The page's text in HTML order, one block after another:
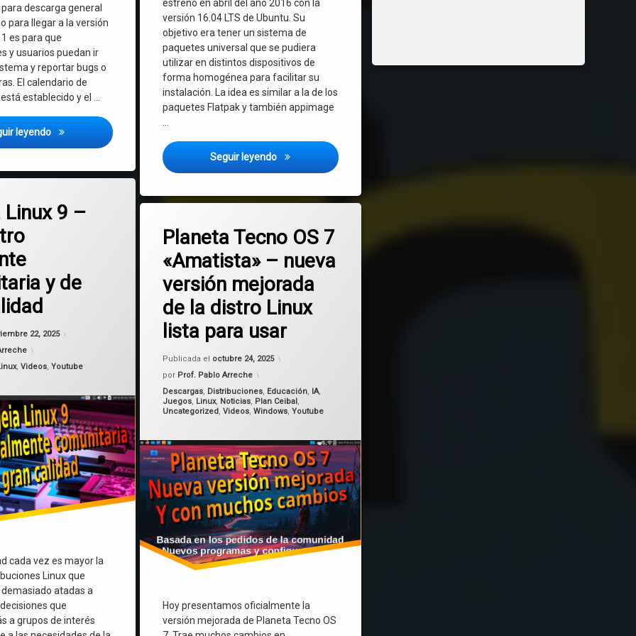
descarga general
para llegar a la versión
es para que
y usuarios puedan ir
y reportar bugs o
El calendario de
establecido y el …
leyendo Mageia 10 alpha 1 ha sido lanzada – Novedades de esta gran distro Linux comunitaria
estrenó en abril del año 2016 con la
versión 16.04 LTS de Ubuntu. Su
objetivo era tener un sistema de
paquetes universal que se pudiera
utilizar en distintos dispositivos de
forma homogénea para facilitar su
instalación. La idea es similar a la de los
paquetes Flatpak y también appimage
Seguir leyendo Casi 10 años de los paquetes Snap de Ubuntu: 2016 – 2026 ¿Qué ha cambiado?
Linux 9 –
y de
22, 2025
noviembre 22, 2025
,Videos,Youtube
cada vez es mayor la
Linux que
atadas a
que
a grupos de interés
en Mageia Linux 9 – una distro realmente comunitaria y de gran calidad
Planeta Tecno OS 7
«Amatista» – nueva
versión mejorada
de la distro Linux
lista para usar
Publicada el octubre 24, 2025
por Prof. Pablo Arreche
Categorías:
Descargas, Distribuciones, Educación, IA,
Juegos, Linux, Noticias, Plan Ceibal,
Uncategorized,Videos,Windows,Youtube
Hoy presentamos oficialmente la
versión mejorada de Planeta Tecno OS
Linux
Planeta Tecno OS
Windows
wine